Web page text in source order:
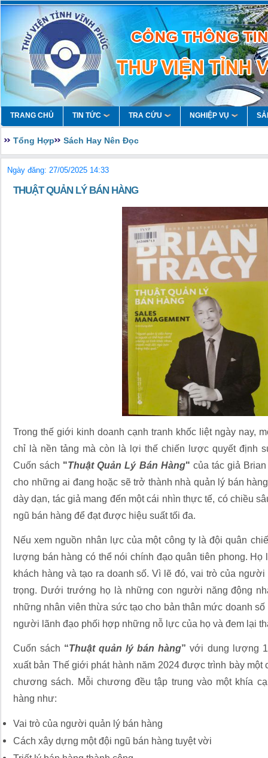
TRANG CHỦ TIN TỨC TRA CỨU NGHIỆP VỤ
Tổng Hợp Sách Hay Nên Đọc
Ngày đăng: 27/05/2025 14:33
THUẬT QUẢN LÝ BÁN HÀNG
Trong thế giới kinh doanh cạnh tranh khốc liệt ngày nay,
chỉ là nền tảng mà còn là lợi thế chiến lược quyết định
Cuốn sách "Thuật Quản Lý Bán Hàng" của tác giả
cho những ai đang hoặc sẽ trở thành nhà quản lý bán
dày dạn, tác giả mang đến một cái nhìn thực tế, có chiều
ngũ bán hàng để đạt được hiệu suất tối đa.
Nếu xem nguồn nhân lực của một công ty là đội quân
lượng bán hàng có thể nói chính đạo quân tiên phong.
khách hàng và tạo ra doanh số. Vì lẽ đó, vai trò của
trọng. Dưới trướng họ là những con người năng động
những nhân viên thừa sức tạo cho bản thân mức doanh
người lãnh đạo phối hợp những nỗ lực của họ và đem lại
Cuốn sách “Thuật quản lý bán hàng”với dung lượng
xuất bản Thế giới phát hành năm 2024 được trình bày một
chương sách. Mỗi chương đều tập trung vào một khía
hàng như:
Vai trò của người quản lý bán hàng
Cách xây dựng một đội ngũ bán hàng tuyệt vời